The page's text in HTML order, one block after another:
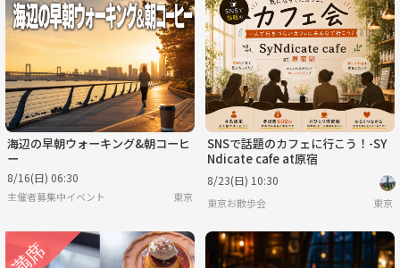
海辺の早朝ウォーキング&朝コーヒ
ー
8/16(日) 06:30
主催者募集中イベント 東京
SNSで話題のカフェに行こう！-SY
Ndicate cafe at原宿
8/23(日) 10:30
東京お散歩会 東京